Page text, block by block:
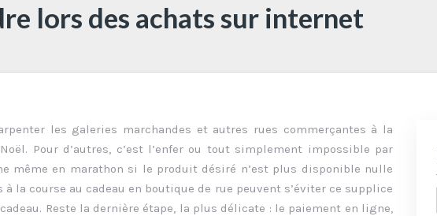
lors des achats sur internet
les galeries marchandes et autres rues commerçantes à la
Pour d’autres, c’est l’enfer ou tout simplement impossible par
même en marathon si le produit désiré n’est plus disponible nulle
la course au cadeau en boutique de rue peuvent s’éviter ce supplice
Reste la dernière étape, la plus délicate : le paiement en ligne,